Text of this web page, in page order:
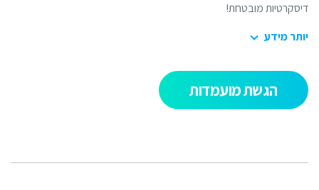
מובטחת!
מידע
הגשת מועמדות